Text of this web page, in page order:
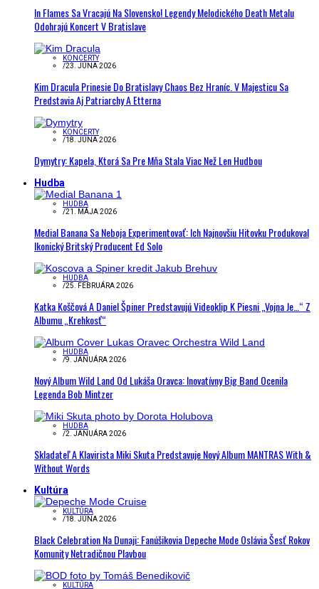
In Flames Sa Vracajú Na Slovensko! Legendy Melodického Death Metalu
Odohrajú Koncert V Bratislave
KONCERTY
/23. JÚNA 2026
Kim Dracula Prinesie Do Bratislavy Chaos Bez Hraníc. V Majesticu Sa
Predstavia Aj Patriarchy A Etterna
KONCERTY
/18. JÚNA 2026
Dymytry: Kapela, Ktorá Sa Pre Mňa Stala Viac Než Len Hudbou
Hudba
HUDBA
/21. MÁJA 2026
Medial Banana Sa Neboja Experimentovať: Ich Najnovšiu Hitovku Produkoval
Ikonický Britský Producent Ed Solo
HUDBA
/25. FEBRUÁRA 2026
Katka Koščová A Daniel Špiner Predstavujú Videoklip K Piesni „Vojna Je…“ Z
Albumu „Krehkosť“
HUDBA
/9. JANUÁRA 2026
Nový Album Wild Land Od Lukáša Oravca: Inovatívny Big Band Ocenila
Legenda Bob Mintzer
HUDBA
/2. JANUÁRA 2026
Skladateľ A Klavirista Miki Skuta Predstavuje Nový Album MANTRAS With &
Without Words
Kultúra
KULTÚRA
/18. JÚNA 2026
Black Celebration Na Dunaji: Fanúšikovia Depeche Mode Oslávia Šesť Rokov
Komunity Netradičnou Plavbou
KULTÚRA